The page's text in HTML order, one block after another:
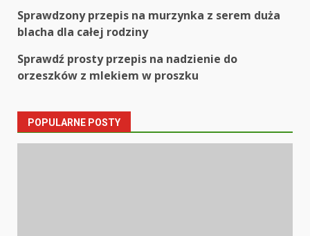
Post
navigation
Sprawdzony przepis na murzynka z serem duża
blacha dla całej rodziny
Sprawdź prosty przepis na nadzienie do
orzeszków z mlekiem w proszku
POPULARNE POSTY